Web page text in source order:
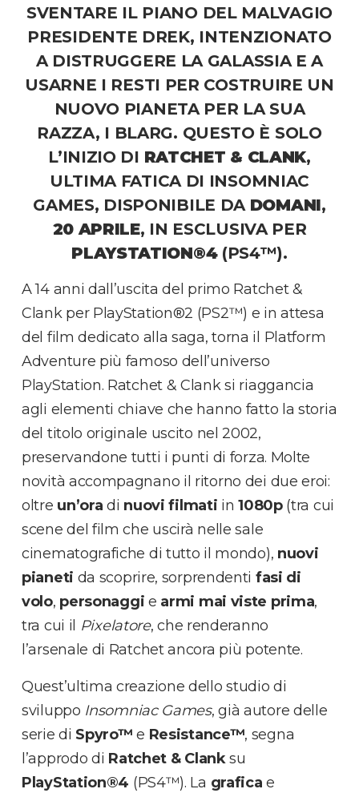
SVENTARE IL PIANO DEL MALVAGIO
PRESIDENTE DREK, INTENZIONATO
A DISTRUGGERE LA GALASSIA E A
USARNE I RESTI PER COSTRUIRE UN
NUOVO PIANETA PER LA SUA
RAZZA, I BLARG. QUESTO È SOLO
L’INIZIO DI RATCHET & CLANK,
ULTIMA FATICA DI INSOMNIAC
GAMES, DISPONIBILE DA DOMANI,
20 APRILE, IN ESCLUSIVA PER
PLAYSTATION®4(PS4™).
A 14 anni dall’uscita del primo Ratchet &
Clank per PlayStation®2 (PS2™) e in attesa
del film dedicato alla saga, torna il Platform
Adventure più famoso dell’universo
PlayStation. Ratchet & Clank si riaggancia
agli elementi chiave che hanno fatto la storia
del titolo originale uscito nel 2002,
preservandone tutti i punti di forza. Molte
novità accompagnano il ritorno dei due eroi:
oltre un’ora di nuovi filmati in1080p(tra cui
scene del film che uscirà nelle sale
cinematografiche di tutto il mondo), nuovi
pianeti da scoprire, sorprendenti fasi di
volo, personaggi e armi mai viste prima,
tra cui il Pixelatore, che renderanno
l’arsenale di Ratchet ancora più potente.
Quest’ultima creazione dello studio di
sviluppo Insomniac Games, già autore delle
serie di Spyro™ e Resistance™, segna
l’approdo di Ratchet & Clanksu
PlayStation®4 (PS4™). La grafica e